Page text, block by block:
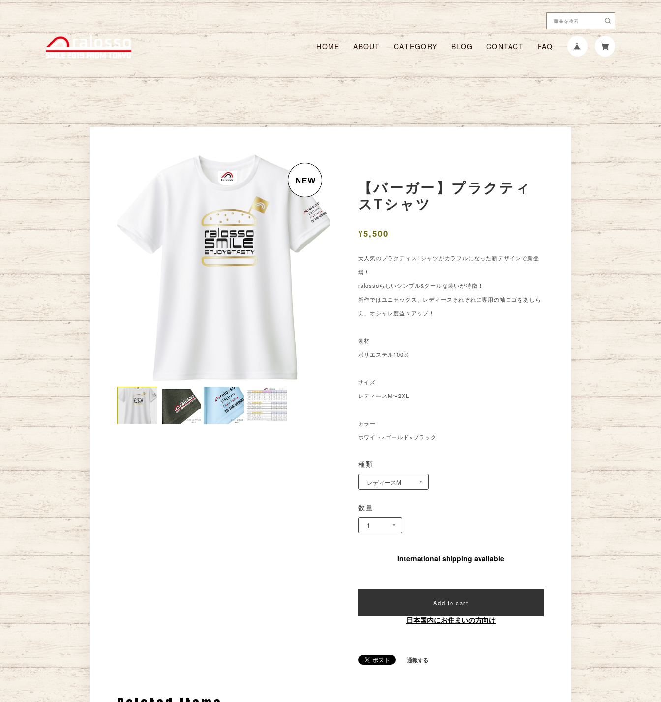
HOME ABOUT CATEGORY BLOG CONTACT FAQ
【バーガー】プラクティ
スTシャツ
¥5,500
大人気のプラクティスTシャツがカラフルになった新デザインで新登
場！
ralossoらしいシンプル&クールな装いが特徴！
新作ではユニセックス、レディースそれぞれに専用の袖ロゴをあしら
え、オシャレ度益々アップ！
素材
ポリエステル100％
サイズ
レディースM〜2XL
カラー
ホワイト×ゴールド×ブラック
種類
数量
International shipping available
Add to cart
日本国内にお住まいの方向け
通報する